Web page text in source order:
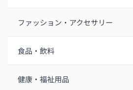
ファッション・アクセサリー
食品・飲料
健康・福祉用品